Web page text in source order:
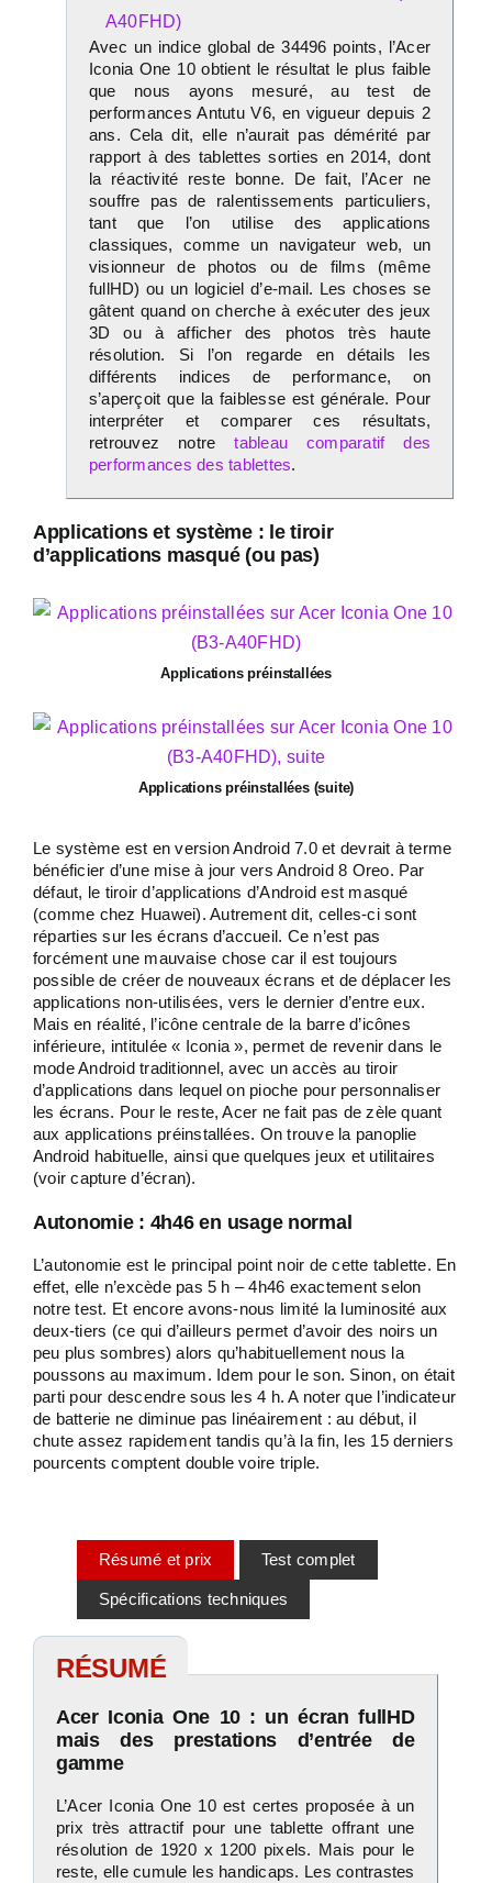
Avec un indice global de 34496 points, l’Acer
Iconia One 10 obtient le résultat le plus faible
que nous ayons mesuré, au test de
performances Antutu V6, en vigueur depuis 2
ans. Cela dit, elle n’aurait pas démérité par
rapport à des tablettes sorties en 2014, dont
la réactivité reste bonne. De fait, l’Acer ne
souffre pas de ralentissements particuliers,
tant que l’on utilise des applications
classiques, comme un navigateur web, un
visionneur de photos ou de films (même
fullHD) ou un logiciel d’e-mail. Les choses se
gâtent quand on cherche à exécuter des jeux
3D ou à afficher des photos très haute
résolution. Si l’on regarde en détails les
différents indices de performance, on
s’aperçoit que la faiblesse est générale. Pour
interpréter et comparer ces résultats,
retrouvez notretableau comparatif des
performances des tablettes.
Applications et système : le tiroir
d’applications masqué (ou pas)
Applications préinstallées
Applications préinstallées (suite)
Le système est en version Android 7.0 et devrait à terme
bénéficier d’une mise à jour vers Android 8 Oreo. Par
défaut, le tiroir d’applications d’Android est masqué
(comme chez Huawei). Autrement dit, celles-ci sont
réparties sur les écrans d’accueil. Ce n’est pas
forcément une mauvaise chose car il est toujours
possible de créer de nouveaux écrans et de déplacer les
applications non-utilisées, vers le dernier d’entre eux.
Mais en réalité, l’icône centrale de la barre d’icônes
inférieure, intitulée « Iconia », permet de revenir dans le
mode Android traditionnel, avec un accès au tiroir
d’applications dans lequel on pioche pour personnaliser
les écrans. Pour le reste, Acer ne fait pas de zèle quant
aux applications préinstallées. On trouve la panoplie
Android habituelle, ainsi que quelques jeux et utilitaires
(voir capture d’écran).
Autonomie : 4h46 en usage normal
L’autonomie est le principal point noir de cette tablette. En
effet, elle n’excède pas 5 h – 4h46 exactement selon
notre test. Et encore avons-nous limité la luminosité aux
deux-tiers (ce qui d’ailleurs permet d’avoir des noirs un
peu plus sombres) alors qu’habituellement nous la
poussons au maximum. Idem pour le son. Sinon, on était
parti pour descendre sous les 4 h. A noter que l’indicateur
de batterie ne diminue pas linéairement : au début, il
chute assez rapidement tandis qu’à la fin, les 15 derniers
pourcents comptent double voire triple.
Résumé et prix Test complet
Spécifications techniques
RÉSUMÉ
Acer Iconia One 10 : un écran fullHD
mais des prestations d’entrée de
gamme
L’Acer Iconia One 10 est certes proposée à un
prix très attractif pour une tablette offrant une
résolution de 1920 x 1200 pixels. Mais pour le
reste, elle cumule les handicaps. Les contrastes